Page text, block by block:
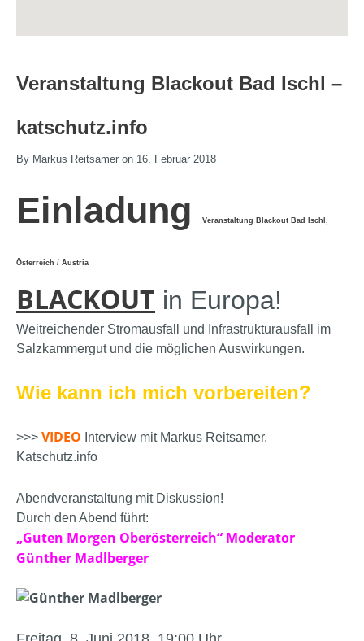
Veranstaltung Blackout Bad Ischl –
katschutz.info
By Markus Reitsamer on 16. Februar 2018
Einladung Veranstaltung Blackout Bad Ischl,
Österreich / Austria
BLACKOUT in Europa!
Weitreichender Stromausfall und Infrastrukturausfall im
Salzkammergut und die möglichen Auswirkungen.
Wie kann ich mich vorbereiten?
>>> VIDEO Interview mit Markus Reitsamer,
Katschutz.info
Abendveranstaltung mit Diskussion!
Durch den Abend führt:
„Guten Morgen Oberösterreich“ Moderator
Günther Madlberger